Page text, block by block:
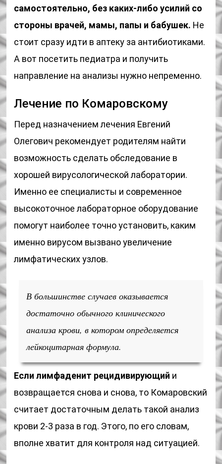
самостоятельно, без каких-либо усилий со
стороны врачей, мамы, папы и бабушек. Не
стоит сразу идти в аптеку за антибиотиками.
А вот посетить педиатра и получить
направление на анализы нужно непременно.
Лечение по Комаровскому
Перед назначением лечения Евгений
Олегович рекомендует родителям найти
возможность сделать обследование в
хорошей вирусологической лаборатории.
Именно ее специалисты и современное
высокоточное лабораторное оборудование
помогут наиболее точно установить, каким
именно вирусом вызвано увеличение
лимфатических узлов.
В большинстве случаев оказывается
достаточно обычного клинического
анализа крови, в котором определяется
лейкоцитарная формула.
Если лимфаденит рецидивирующий и
возвращается снова и снова, то Комаровский
считает достаточным делать такой анализ
крови 2-3 раза в год. Этого, по его словам,
вполне хватит для контроля над ситуацией.